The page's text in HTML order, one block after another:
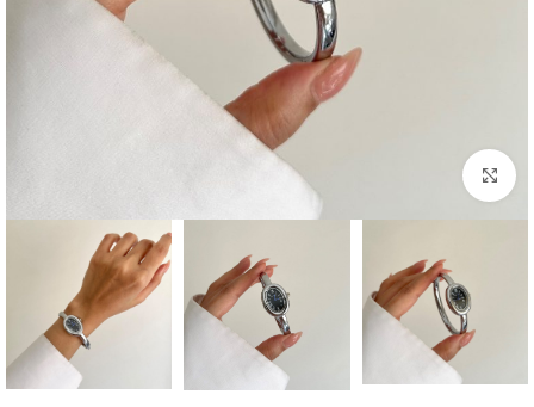
بزرگنمایی تصویر